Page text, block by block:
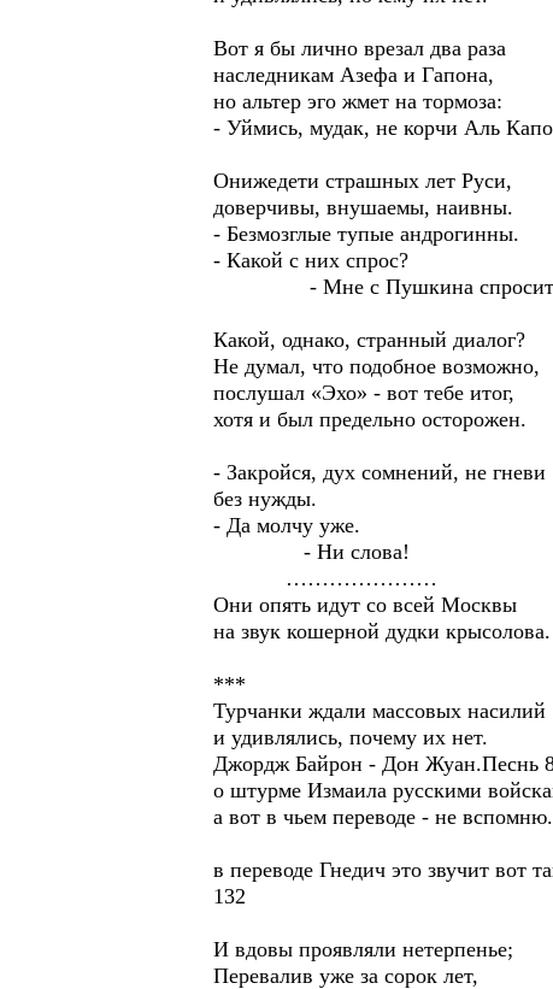
Вот я бы лично врезал два раза
наследникам Азефа и Гапона,
но альтер эго жмет на тормоза:
- Уймись, мудак, не корчи Аль
Онижедети страшных лет Руси,
доверчивы, внушаемы, наивны.
- Безмозглые тупые андрогинны.
- Какой с них спрос?
- Мне с Пушкина
Какой, однако, странный диалог?
Не думал, что подобное возможно,
послушал «Эхо» - вот тебе итог,
хотя и был предельно осторожен.
- Закройся, дух сомнений, не гневи
без нужды.
- Да молчу уже.
- Ни слова!
…………………
Они опять идут со всей Москвы
на звук кошерной дудки крысолова.
***
Турчанки ждали массовых насилий
и удивлялись, почему их нет.
Джордж Байрон - Дон Жуан.Песнь
о штурме Измаила русскими
а вот в чьем переводе - не вспомню.
в переводе Гнедич это звучит вот
132
И вдовы проявляли нетерпенье;
Перевалив уже за сорок лет,